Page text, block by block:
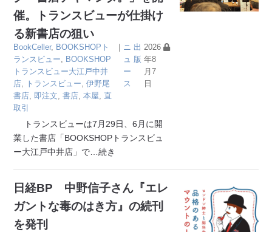
催。トランスビューが仕掛け
る新書店の狙い
BookCeller, BOOKSHOPト
ランスビュー, BOOKSHOP
トランスビュー大江戸中井
店, トランスビュー,伊野尾
書店, 即注文,書店,本屋, 直
取引
｜ ニ
ュ
ー
ス
出
版
2026
年8
月7
日
トランスビューは7月29日、6月に開
業した書店「BOOKSHOPトランスビュ
ー大江戸中井店」で …続き
日経BP 中野信子さん『エレ
ガントな毒のはき方』の続刊
を発刊